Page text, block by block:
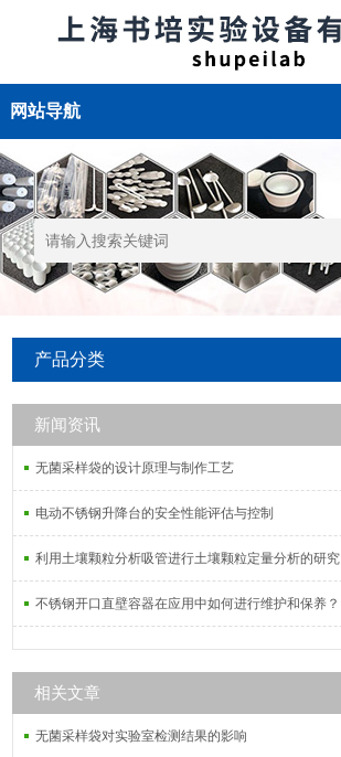
网站导航
产品分类
新闻资讯
无菌采样袋的设计原理与制作工艺
电动不锈钢升降台的安全性能评估与控制
利用土壤颗粒分析吸管进行土壤颗粒定量分析的研究
不锈钢开口直壁容器在应用中如何进行维护和保养？
相关文章
无菌采样袋对实验室检测结果的影响